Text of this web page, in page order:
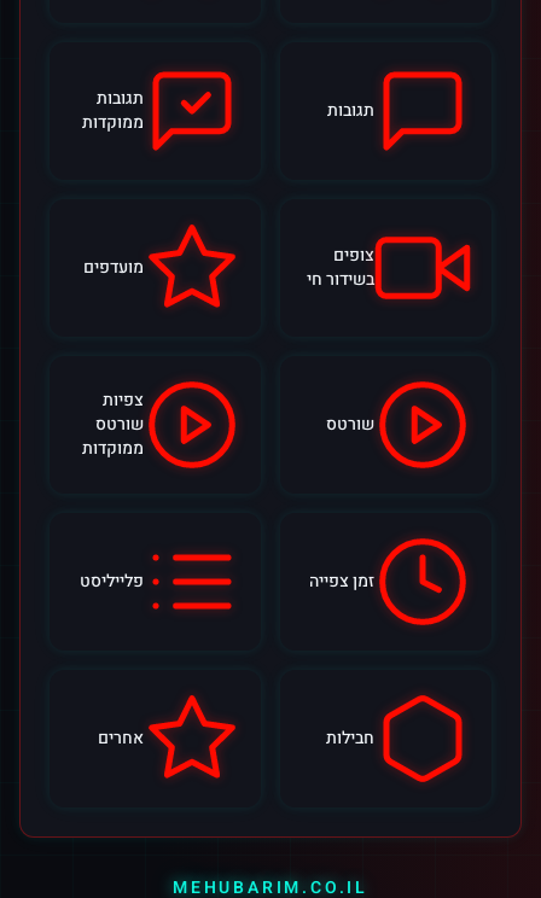
תגובות
תגובות
ממוקדות
צופים
בשידור חי
מועדפים
שורטס
צפיות
שורטס
ממוקדות
זמן צפייה פלייליסט
חבילות אחרים
MEHUBARIM.CO.IL